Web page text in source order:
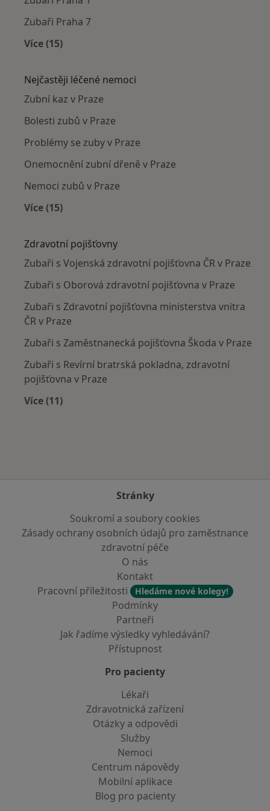
Zubaři Praha 7
Více (15)
Nejčastěji léčené nemoci
Zubní kaz v Praze
Bolesti zubů v Praze
Problémy se zuby v Praze
Onemocnění zubní dřeně v Praze
Nemoci zubů v Praze
Více (15)
Zdravotní pojišťovny
Zubaři s Vojenská zdravotní pojišťovna ČR v Praze
Zubaři s Oborová zdravotní pojišťovna v Praze
Zubaři s Zdravotní pojišťovna ministerstva vnitra
ČR v Praze
Zubaři s Zaměstnanecká pojišťovna Škoda v Praze
Zubaři s Revírní bratrská pokladna, zdravotní
pojišťovna v Praze
Více (11)
Stránky
Soukromí a soubory cookies
Zásady ochrany osobních údajů pro zaměstnance
zdravotní péče
O nás
Kontakt
Pracovní příležitosti
Hledáme nové kolegy!
Podmínky
Partneři
Jak řadíme výsledky vyhledávání?
Přístupnost
Pro pacienty
Lékaři
Zdravotnická zařízení
Otázky a odpovědi
Služby
Nemoci
Centrum nápovědy
Mobilní aplikace
Blog pro pacienty